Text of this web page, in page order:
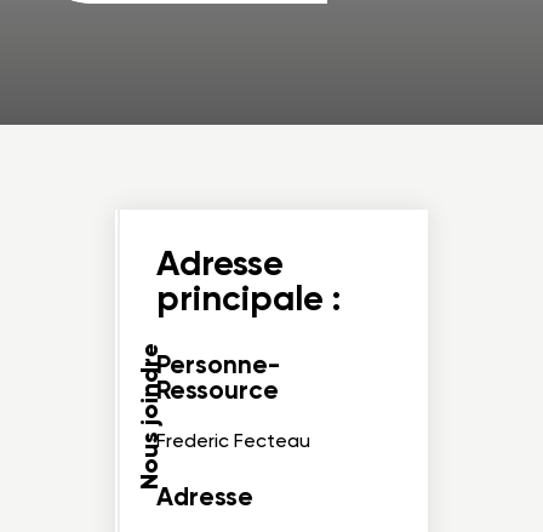
Nous joindre
Adresse
principale :
Personne-
Ressource
Frederic Fecteau
Adresse